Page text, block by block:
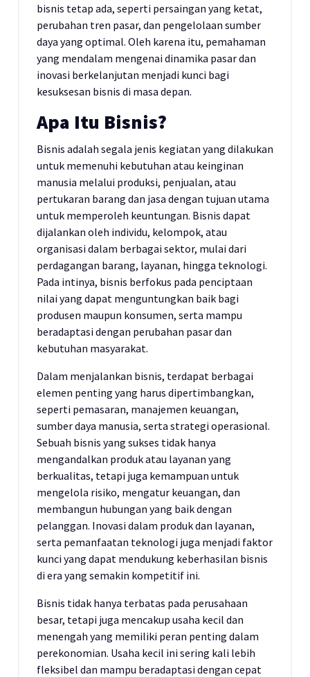
bisnis tetap ada, seperti persaingan yang ketat,
perubahan tren pasar, dan pengelolaan sumber
daya yang optimal. Oleh karena itu, pemahaman
yang mendalam mengenai dinamika pasar dan
inovasi berkelanjutan menjadi kunci bagi
kesuksesan bisnis di masa depan.
Apa Itu Bisnis?
Bisnis adalah segala jenis kegiatan yang dilakukan
untuk memenuhi kebutuhan atau keinginan
manusia melalui produksi, penjualan, atau
pertukaran barang dan jasa dengan tujuan utama
untuk memperoleh keuntungan. Bisnis dapat
dijalankan oleh individu, kelompok, atau
organisasi dalam berbagai sektor, mulai dari
perdagangan barang, layanan, hingga teknologi.
Pada intinya, bisnis berfokus pada penciptaan
nilai yang dapat menguntungkan baik bagi
produsen maupun konsumen, serta mampu
beradaptasi dengan perubahan pasar dan
kebutuhan masyarakat.
Dalam menjalankan bisnis, terdapat berbagai
elemen penting yang harus dipertimbangkan,
seperti pemasaran, manajemen keuangan,
sumber daya manusia, serta strategi operasional.
Sebuah bisnis yang sukses tidak hanya
mengandalkan produk atau layanan yang
berkualitas, tetapi juga kemampuan untuk
mengelola risiko, mengatur keuangan, dan
membangun hubungan yang baik dengan
pelanggan. Inovasi dalam produk dan layanan,
serta pemanfaatan teknologi juga menjadi faktor
kunci yang dapat mendukung keberhasilan bisnis
di era yang semakin kompetitif ini.
Bisnis tidak hanya terbatas pada perusahaan
besar, tetapi juga mencakup usaha kecil dan
menengah yang memiliki peran penting dalam
perekonomian. Usaha kecil ini sering kali lebih
fleksibel dan mampu beradaptasi dengan cepat